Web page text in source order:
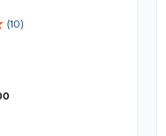
(10)